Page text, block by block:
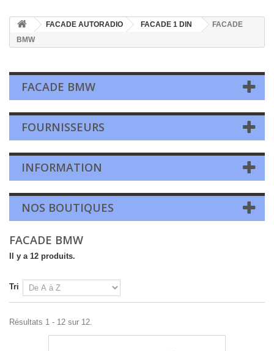
FACADE AUTORADIO FACADE 1 DIN
FACADE
BMW
FACADE BMW
FOURNISSEURS
INFORMATION
NOS BOUTIQUES
FACADE BMW
Il y a 12 produits.
Tri
Résultats 1 - 12 sur 12.